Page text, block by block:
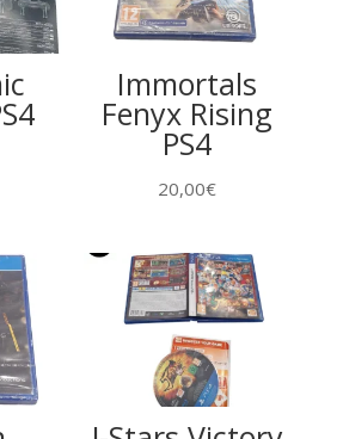
Immortals
Fenyx Rising
PS4
20,00€